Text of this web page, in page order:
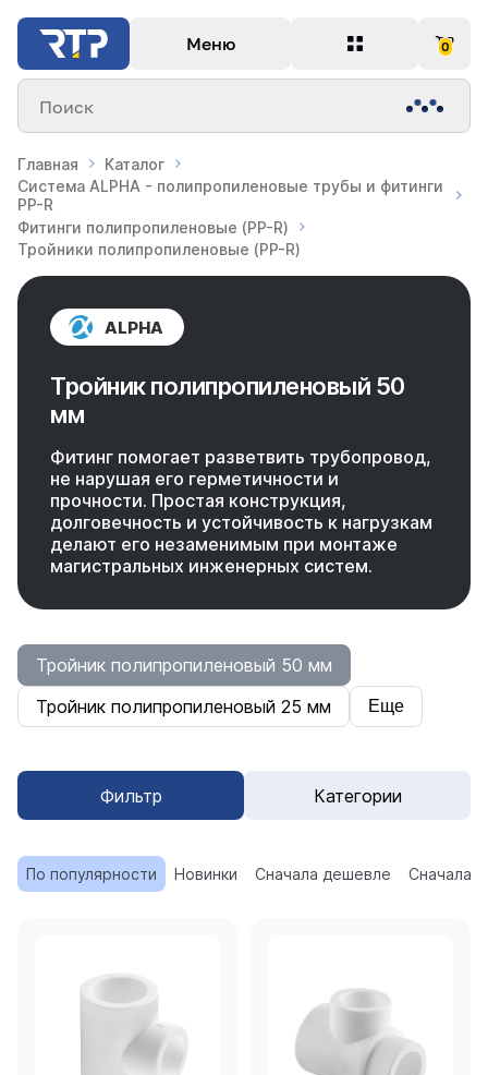
Меню 0
Поиск
Главная
Каталог
Система ALPHA - полипропиленовые трубы и фитинги
PP-R
Фитинги полипропиленовые (PP-R)
Тройники полипропиленовые (PP-R)
ALPHA
Тройник полипропиленовый 50
мм
Фитинг помогает разветвить трубопровод,
не нарушая его герметичности и
прочности. Простая конструкция,
долговечность и устойчивость к нагрузкам
делают его незаменимым при монтаже
магистральных инженерных систем.
Тройник полипропиленовый 50 мм
Тройник полипропиленовый 25 мм
Еще
Фильтр Категории
По популярности Новинки Сначала дешевле Сначала